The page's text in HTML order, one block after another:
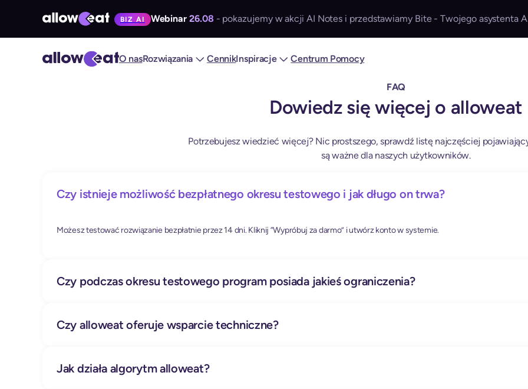
BIZ AI Webinar26.08 - pokazujemy w akcji AI Notes i przedstawiamy Bite - Twojego asystenta
O nasRozwiązania CennikInspiracje Centrum Pomocy
FAQ
Dowiedz się więcej o alloweat
Potrzebujesz wiedzieć więcej? Nic prostszego, sprawdź listę najczęściej
są ważne dla naszych użytkowników.
Czy istnieje możliwość bezpłatnego okresu testowego i jak długo on trwa?
Możesz testować rozwiązanie bezpłatnie przez 14 dni. Kliknij “Wypróbuj za darmo” i utwórz konto w systemie.
Czy podczas okresu testowego program posiada jakieś ograniczenia?
Czy alloweat oferuje wsparcie techniczne?
Jak działa algorytm alloweat?